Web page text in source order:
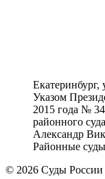
Указом
2015 года №
районного
Александр
Районные суды
© 2026 Суды России